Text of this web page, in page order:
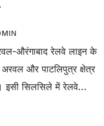
औरंगाबाद रेलवे लाइन के
अरवल और पाटलिपुत्र क्षेत्र
इसी सिलसिले में रेलवे…